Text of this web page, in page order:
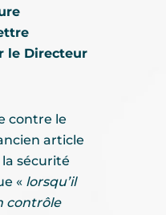
le Directeur
contre le
article
la sécurité
« lorsqu’il
contrôle